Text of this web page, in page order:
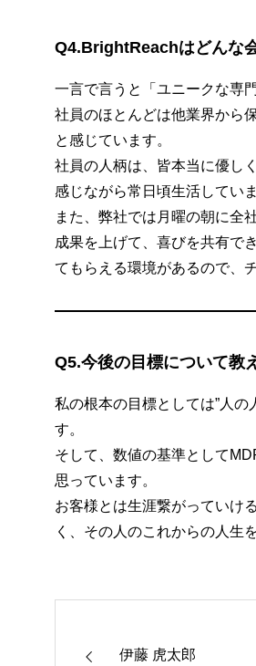
Q4.BrightReachはどんな
一言で言うと「ユニークな専
社員のほとんどは他業界から
と感じています。
社員の人柄は、皆本当に優し
感じながら常日頃生活していま
また、弊社では月曜の朝に全
成果を上げて、喜びを共有で
てもらえる環境があるので、
Q5.今後の目標について教
私の根本の目標としては”人
す。
そして、数値の基準として
思っています。
お客様とは生涯繋がっていけ
く、その人のこれからの人生
伊藤 虎太郎